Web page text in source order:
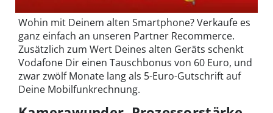
Wohin mit Deinem alten Smartphone? Verkaufe es
ganz einfach an unseren Partner Recommerce.
Zusätzlich zum Wert Deines alten Geräts schenkt
Vodafone Dir einen Tauschbonus von 60 Euro, und
zwar zwölf Monate lang als 5-Euro-Gutschrift auf
Deine Mobilfunkrechnung.